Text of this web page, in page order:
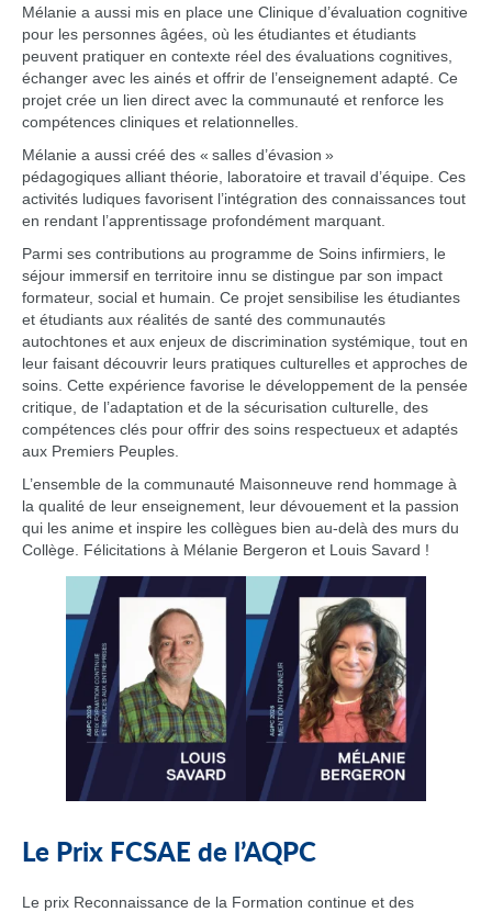
Mélanie a aussi mis en place une Clinique d’évaluation cognitive
pour les personnes âgées, où les étudiantes et étudiants
peuvent pratiquer en contexte réel des évaluations cognitives,
échanger avec les ainés et offrir de l’enseignement adapté. Ce
projet crée un lien direct avec la communauté et renforce les
compétences cliniques et relationnelles.
Mélanie a aussi créé des « salles d’évasion »
pédagogiques alliant théorie, laboratoire et travail d’équipe. Ces
activités ludiques favorisent l’intégration des connaissances tout
en rendant l’apprentissage profondément marquant.
Parmi ses contributions au programme de Soins infirmiers, le
séjour immersif en territoire innu se distingue par son impact
formateur, social et humain. Ce projet sensibilise les étudiantes
et étudiants aux réalités de santé des communautés
autochtones et aux enjeux de discrimination systémique, tout en
leur faisant découvrir leurs pratiques culturelles et approches de
soins. Cette expérience favorise le développement de la pensée
critique, de l’adaptation et de la sécurisation culturelle, des
compétences clés pour offrir des soins respectueux et adaptés
aux Premiers Peuples.
L’ensemble de la communauté Maisonneuve rend hommage à
la qualité de leur enseignement, leur dévouement et la passion
qui les anime et inspire les collègues bien au-delà des murs du
Collège. Félicitations à Mélanie Bergeron et Louis Savard !
Le Prix FCSAE de l’AQPC
Le prix Reconnaissance de la Formation continue et des